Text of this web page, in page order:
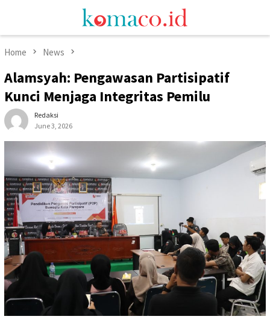
Menu
Home News
Alamsyah: Pengawasan Partisipatif
Kunci Menjaga Integritas Pemilu
Redaksi
June 3, 2026